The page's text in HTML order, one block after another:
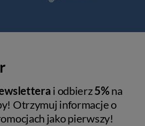
i odbierz5%na
Otrzymuj informacje o
jako pierwszy!